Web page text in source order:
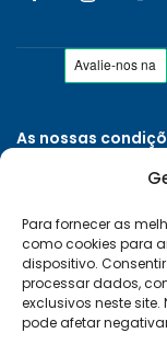
Para fornecer as
como cookies para
dispositivo.
processar dados,
exclusivos neste
pode afetar
As nossas
Políticas de
Entregas e
Livro de
RAL e RLL
Klarna FAQ